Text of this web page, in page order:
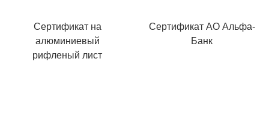
Сертификат на
алюминиевый
рифленый лист
Сертификат АО Альфа-
Банк